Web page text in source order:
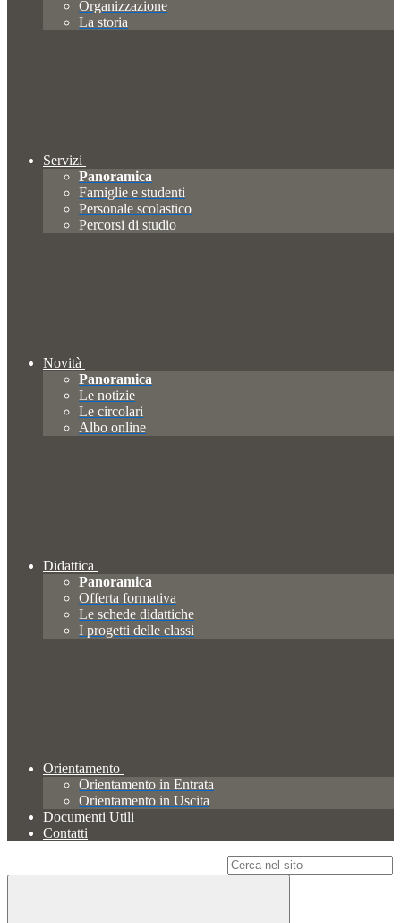
Organizzazione
La storia
Servizi
Panoramica
Famiglie e studenti
Personale scolastico
Percorsi di studio
Novità
Panoramica
Le notizie
Le circolari
Albo online
Didattica
Panoramica
Offerta formativa
Le schede didattiche
I progetti delle classi
Orientamento
Orientamento in Entrata
Orientamento in Uscita
Documenti Utili
Contatti